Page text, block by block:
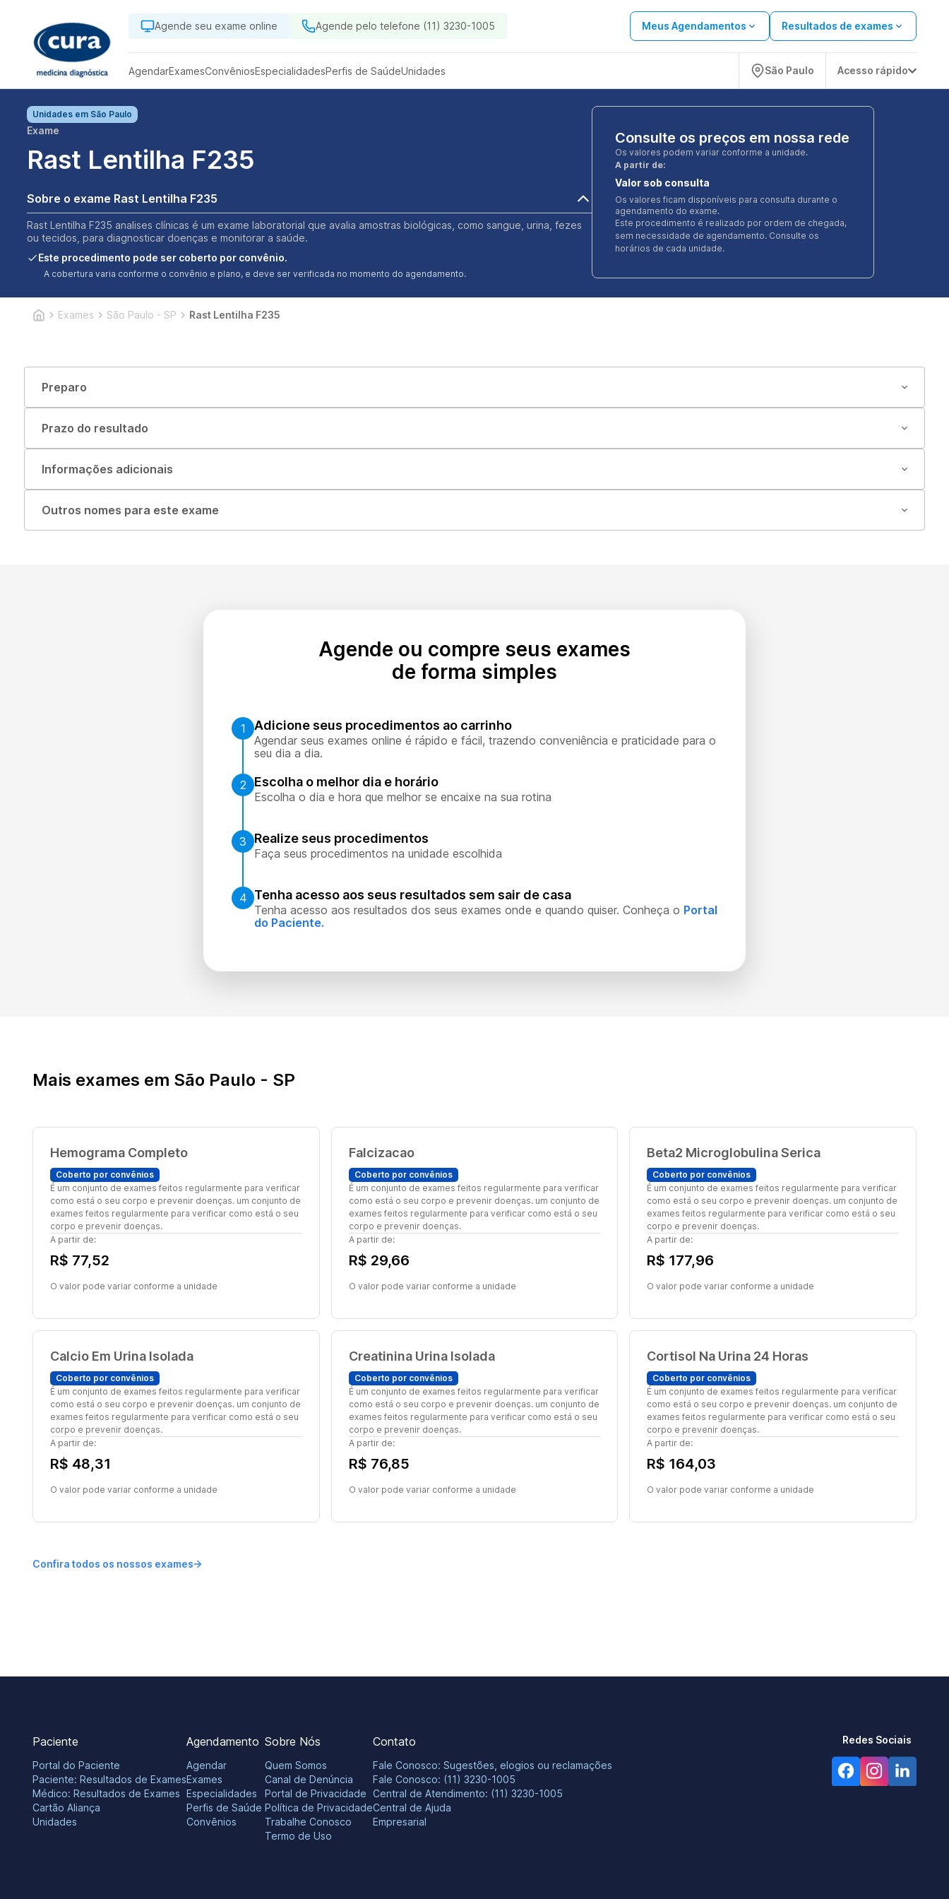
Agende seu exame online Agende pelo telefone (11) 3230-1005 Meus Agendamentos Resultados de exames
AgendarExamesConvêniosEspecialidadesPerfis de SaúdeUnidades São Paulo Acesso rápido
Unidades em São Paulo
Exame
Rast Lentilha F235
Sobre o exame Rast Lentilha F235
Rast Lentilha F235 analises clínicas é um exame laboratorial que avalia amostras biológicas, como sangue, urina, fezes
ou tecidos, para diagnosticar doenças e monitorar a saúde.
Este procedimento pode ser coberto por convênio.
A cobertura varia conforme o convênio e plano, e deve ser verificada no momento do agendamento.
Consulte os preços em nossa rede
Os valores podem variar conforme a unidade.
A partir de:
Valor sob consulta
Os valores ficam disponíveis para consulta durante o
agendamento do exame.
Este procedimento é realizado por ordem de chegada,
sem necessidade de agendamento. Consulte os
horários de cada unidade.
Exames São Paulo - SP Rast Lentilha F235
Preparo
Prazo do resultado
Informações adicionais
Outros nomes para este exame
Agende ou compre seus exames
de forma simples
1 Adicione seus procedimentos ao carrinho
Agendar seus exames online é rápido e fácil, trazendo conveniência e praticidade para o
seu dia a dia.
2 Escolha o melhor dia e horário
Escolha o dia e hora que melhor se encaixe na sua rotina
3 Realize seus procedimentos
Faça seus procedimentos na unidade escolhida
4 Tenha acesso aos seus resultados sem sair de casa
Tenha acesso aos resultados dos seus exames onde e quando quiser. Conheça o Portal
do Paciente.
Mais exames em São Paulo - SP
Hemograma Completo
Coberto por convênios
É um conjunto de exames feitos regularmente para verificar
como está o seu corpo e prevenir doenças. um conjunto de
exames feitos regularmente para verificar como está o seu
corpo e prevenir doenças.
A partir de:
R$ 77,52
O valor pode variar conforme a unidade
Falcizacao
Coberto por convênios
É um conjunto de exames feitos regularmente para verificar
como está o seu corpo e prevenir doenças. um conjunto de
exames feitos regularmente para verificar como está o seu
corpo e prevenir doenças.
A partir de:
R$ 29,66
O valor pode variar conforme a unidade
Beta2 Microglobulina Serica
Coberto por convênios
É um conjunto de exames feitos regularmente para verificar
como está o seu corpo e prevenir doenças. um conjunto de
exames feitos regularmente para verificar como está o seu
corpo e prevenir doenças.
A partir de:
R$ 177,96
O valor pode variar conforme a unidade
Calcio Em Urina Isolada
Coberto por convênios
É um conjunto de exames feitos regularmente para verificar
como está o seu corpo e prevenir doenças. um conjunto de
exames feitos regularmente para verificar como está o seu
corpo e prevenir doenças.
A partir de:
R$ 48,31
O valor pode variar conforme a unidade
Creatinina Urina Isolada
Coberto por convênios
É um conjunto de exames feitos regularmente para verificar
como está o seu corpo e prevenir doenças. um conjunto de
exames feitos regularmente para verificar como está o seu
corpo e prevenir doenças.
A partir de:
R$ 76,85
O valor pode variar conforme a unidade
Cortisol Na Urina 24 Horas
Coberto por convênios
É um conjunto de exames feitos regularmente para verificar
como está o seu corpo e prevenir doenças. um conjunto de
exames feitos regularmente para verificar como está o seu
corpo e prevenir doenças.
A partir de:
R$ 164,03
O valor pode variar conforme a unidade
Confira todos os nossos exames
Paciente
Portal do Paciente
Paciente: Resultados de Exames
Médico: Resultados de Exames
Cartão Aliança
Unidades
Agendamento
Agendar
Exames
Especialidades
Perfis de Saúde
Convênios
Sobre Nós
Quem Somos
Canal de Denúncia
Portal de Privacidade
Política de Privacidade
Trabalhe Conosco
Termo de Uso
Contato
Fale Conosco: Sugestões, elogios ou reclamações
Fale Conosco: (11) 3230-1005
Central de Atendimento: (11) 3230-1005
Central de Ajuda
Empresarial
Redes Sociais